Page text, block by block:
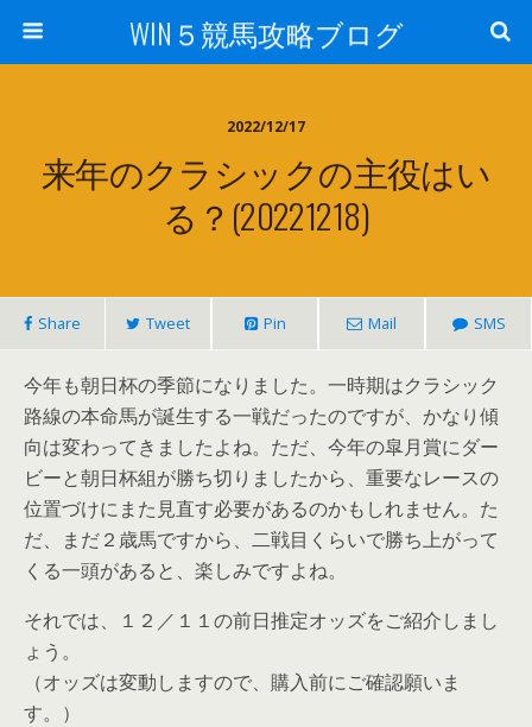
WIN５競馬攻略ブログ
2022/12/17
来年のクラシックの主役はい
る？(20221218)
Share Tweet Pin Mail SMS
今年も朝日杯の季節になりました。一時期はクラシック
路線の本命馬が誕生する一戦だったのですが、かなり傾
向は変わってきましたよね。ただ、今年の皐月賞にダー
ビーと朝日杯組が勝ち切りましたから、重要なレースの
位置づけにまた見直す必要があるのかもしれません。た
だ、まだ２歳馬ですから、二戦目くらいで勝ち上がって
くる一頭があると、楽しみですよね。
それでは、１２／１１の前日推定オッズをご紹介しまし
ょう。
（オッズは変動しますので、購入前にご確認願いま
す。）